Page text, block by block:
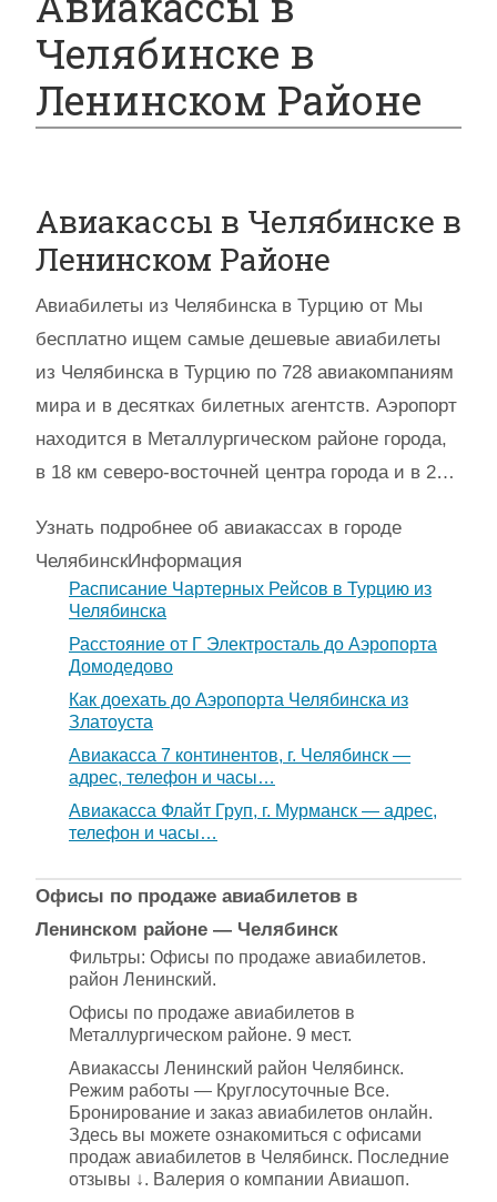
Челябинске в
Ленинском Районе
Авиакассы в Челябинске в
Ленинском Районе
Авиабилеты из Челябинска в Турцию от Мы
бесплатно ищем самые дешевые авиабилеты
из Челябинска в Турцию по 728 авиакомпаниям
мира и в десятках билетных агентств. Аэропорт
находится в Металлургическом районе города,
в 18 км северо-восточней центра города и в 2…
Узнать подробнее об авиакассах в городе
ЧелябинскИнформация
Расписание Чартерных Рейсов в Турцию из
Челябинска
Расстояние от Г Электросталь до Аэропорта
Домодедово
Как доехать до Аэропорта Челябинска из
Златоуста
Авиакасса 7 континентов, г. Челябинск —
адрес, телефон и часы…
Авиакасса Флайт Груп, г. Мурманск — адрес,
телефон и часы…
Офисы по продаже авиабилетов в
Ленинском районе — Челябинск
Фильтры: Офисы по продаже авиабилетов.
район Ленинский.
Офисы по продаже авиабилетов в
Металлургическом районе. 9 мест.
Авиакассы Ленинский район Челябинск.
Режим работы — Круглосуточные Все.
Бронирование и заказ авиабилетов онлайн.
Здесь вы можете ознакомиться с офисами
продаж авиабилетов в Челябинск. Последние
отзывы ↓. Валерия o компании Авиашоп.